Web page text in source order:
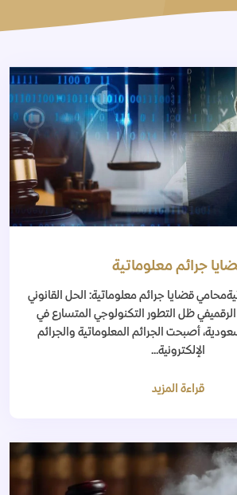
جرائم معلوماتية
قضايا جرائم معلوماتية: الحل القانوني
ظل التطور التكنولوجي المتسارع في
أصبحت الجرائم المعلوماتية والجرائم
الإلكترونية...
قراءة المزيد